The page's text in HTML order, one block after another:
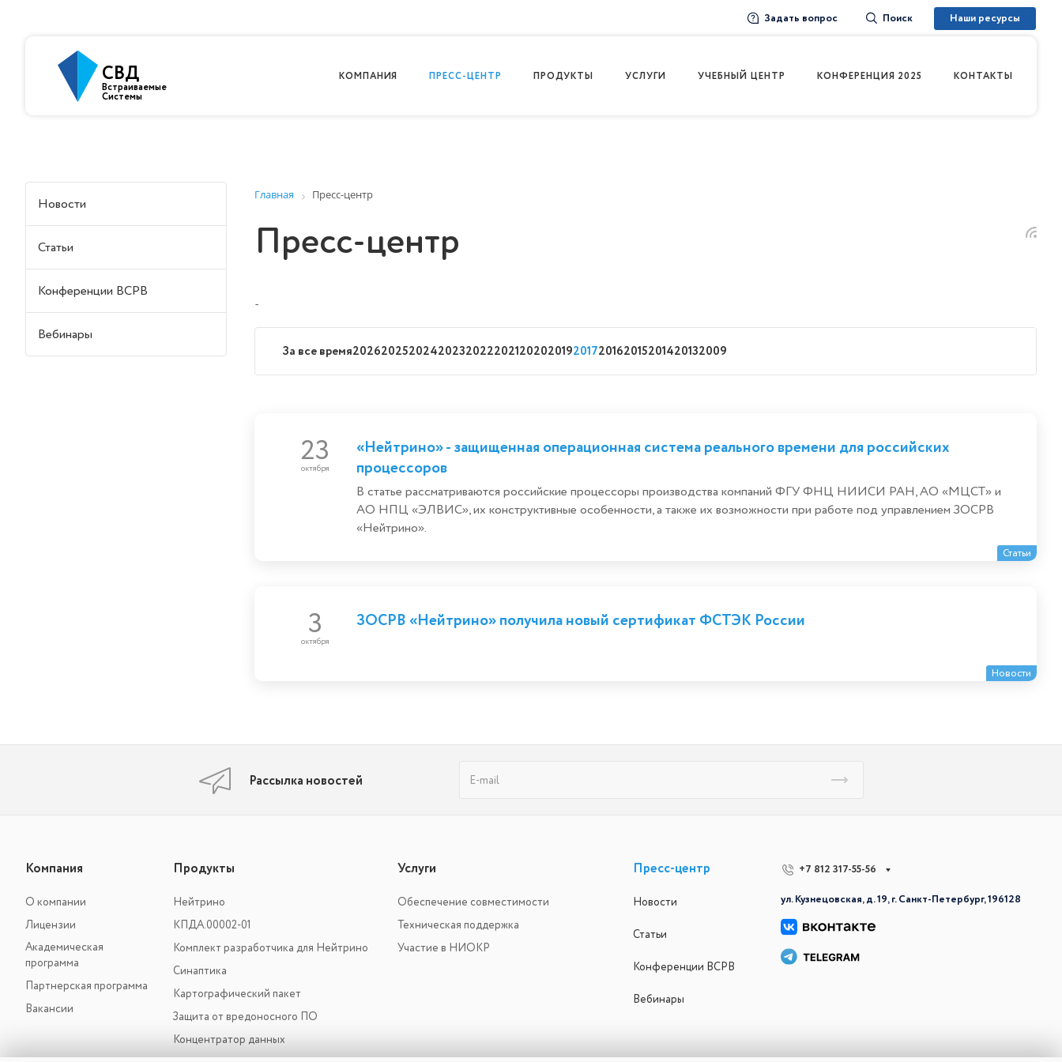
Наши ресурсы
Задать вопрос Поиск
СВД
Встраиваемые
Системы
КОМПАНИЯ ПРЕСС-ЦЕНТР ПРОДУКТЫ УСЛУГИ УЧЕБНЫЙ ЦЕНТР КОНФЕРЕНЦИЯ 2025 КОНТАКТЫ
Главная Пресс-центр
Пресс-центр
-
За все время20262025202420232022202120202019201720162015201420132009
Статьи
23
октября
«Нейтрино» - защищенная операционная система реального времени для российских
процессоров
В статье рассматриваются российские процессоры производства компаний ФГУ ФНЦ НИИСИ РАН, АО «МЦСТ» и
АО НПЦ «ЭЛВИС», их конструктивные особенности, а также их возможности при работе под управлением ЗОСРВ
«Нейтрино».
Новости
3
октября
ЗОСРВ «Нейтрино» получила новый сертификат ФСТЭК России
Новости
Статьи
Конференции ВСРВ
Вебинары
Рассылка новостей
Компания
О компании
Лицензии
Академическая
программа
Партнерская программа
Вакансии
Продукты
Нейтрино
КПДА.00002-01
Комплект разработчика для Нейтрино
Синаптика
Картографический пакет
Защита от вредоносного ПО
Концентратор данных
Услуги
Обеспечение совместимости
Техническая поддержка
Участие в НИОКР
Пресс-центр
Новости
Статьи
Конференции ВСРВ
Вебинары
+7 812 317-55-56
ул. Кузнецовская, д. 19, г. Санкт-Петербург, 196128